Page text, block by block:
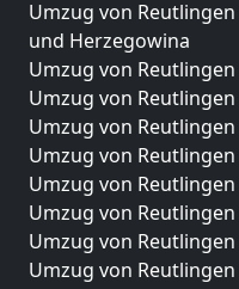
Umzug von
und Herzegowina
Umzug von
Umzug von
Umzug von
Umzug von
Umzug von
Umzug von
Umzug von
Umzug von